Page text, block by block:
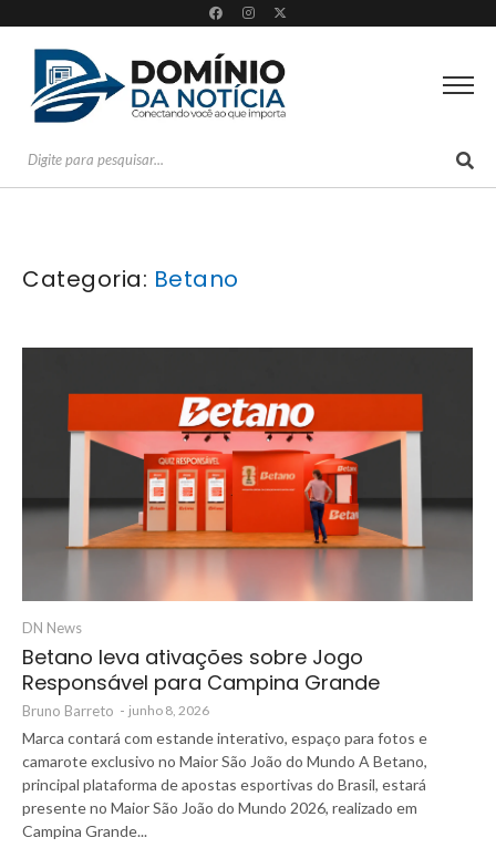
Categoria: Betano
DN News
Betano leva ativações sobre Jogo
Responsável para Campina Grande
Bruno Barreto - junho 8, 2026
Marca contará com estande interativo, espaço para fotos e
camarote exclusivo no Maior São João do Mundo A Betano,
principal plataforma de apostas esportivas do Brasil, estará
presente no Maior São João do Mundo 2026, realizado em
Campina Grande...